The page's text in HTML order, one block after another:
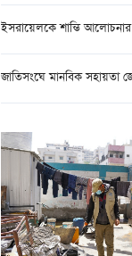
ইসরায়েলকে শান্তি
জাতিসংঘে মানবিক সহায়তা